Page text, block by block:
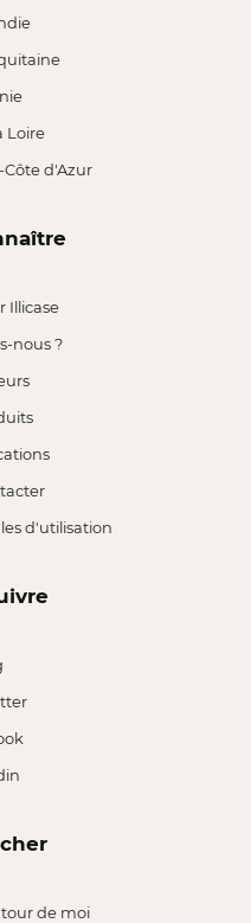
Loire
Côte d'Azur
Illicase
nous ?
d'utilisation
de moi